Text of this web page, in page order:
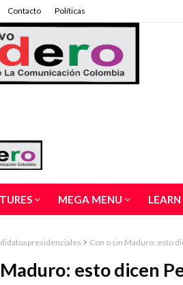
Contacto Políticas
MEGA MENU
Con o sin Maduro: esto
esto dicen